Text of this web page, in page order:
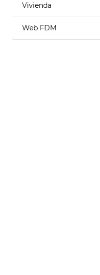
Vivienda
Web FDM